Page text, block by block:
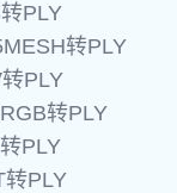
PLY
转PLY
PLY
转PLY
PLY
转PLY